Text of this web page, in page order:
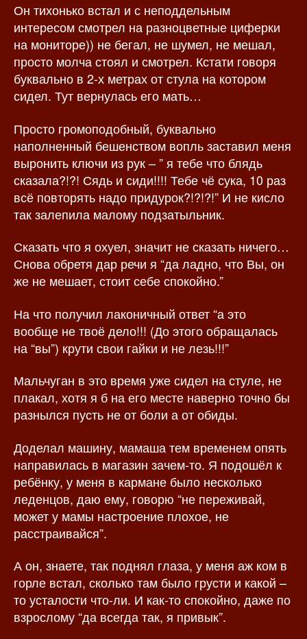
Он тихонько встал и с неподдельным
интересом смотрел на разноцветные циферки
на мониторе)) не бегал, не шумел, не мешал,
просто молча стоял и смотрел. Кстати говоря
буквально в 2-х метрах от стула на котором
сидел. Тут вернулась его мать…
Просто громоподобный, буквально
наполненный бешенством вопль заставил меня
выронить ключи из рук – ” я тебе что блядь
сказала?!?! Сядь и сиди!!!! Тебе чё сука, 10 раз
всё повторять надо придурок?!?!?!” И не кисло
так залепила малому подзатыльник.
Сказать что я охуел, значит не сказать ничего…
Снова обретя дар речи я “да ладно, что Вы, он
же не мешает, стоит себе спокойно.”
На что получил лаконичный ответ “а это
вообще не твоё дело!!! (До этого обращалась
на “вы”) крути свои гайки и не лезь!!!”
Мальчуган в это время уже сидел на стуле, не
плакал, хотя я б на его месте наверно точно бы
разнылся пусть не от боли а от обиды.
Доделал машину, мамаша тем временем опять
направилась в магазин зачем-то. Я подошёл к
ребёнку, у меня в кармане было несколько
леденцов, даю ему, говорю “не переживай,
может у мамы настроение плохое, не
расстраивайся”.
А он, знаете, так поднял глаза, у меня аж ком в
горле встал, сколько там было грусти и какой –
то усталости что-ли. И как-то спокойно, даже по
взрослому “да всегда так, я привык”.